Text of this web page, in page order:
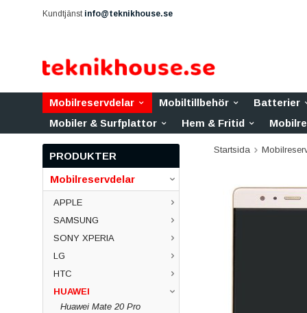
Kundtjänst info@teknikhouse.se
Mobilreservdelar Mobiltillbehör Batterier
Mobiler & Surfplattor
Hem & Fritid
PRODUKTER
Mobilreservdelar
APPLE
SAMSUNG
SONY XPERIA
LG
HTC
HUAWEI
Huawei Mate 20 Pro
Startsida